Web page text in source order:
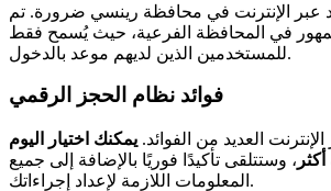
عبر الإنترنت في محافظة رينسي ضرورة. تم
في المحافظة الفرعية، حيث يُسمح فقط
للمستخدمين الذين لديهم موعد بالدخول.
فوائد نظام الحجز الرقمي
العديد من الفوائد. يمكنك اختيار اليوم
، وستتلقى تأكيدًا فوريًا بالإضافة إلى جميع
المعلومات اللازمة لإعداد إجراءاتك.